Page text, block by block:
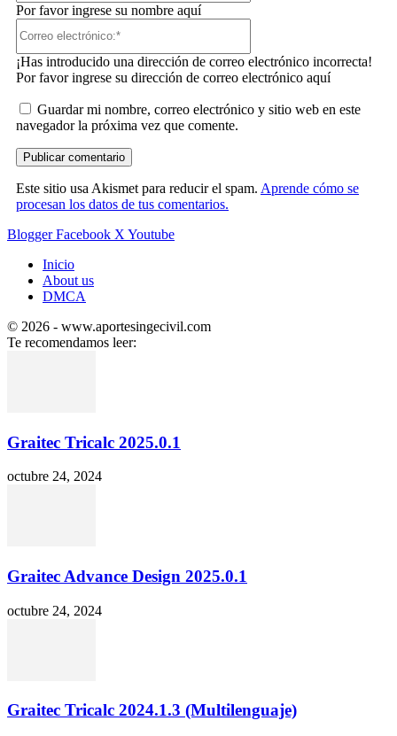
Por favor ingrese su nombre aquí
¡Has introducido una dirección de correo electrónico incorrecta!
Por favor ingrese su dirección de correo electrónico aquí
Guardar mi nombre, correo electrónico y sitio web en este
navegador la próxima vez que comente.
Este sitio usa Akismet para reducir el spam. Aprende cómo se
procesan los datos de tus comentarios.
Blogger Facebook X Youtube
Inicio
About us
DMCA
© 2026 - www.aportesingecivil.com
Te recomendamos leer:
Graitec Tricalc 2025.0.1
octubre 24, 2024
Graitec Advance Design 2025.0.1
octubre 24, 2024
Graitec Tricalc 2024.1.3 (Multilenguaje)